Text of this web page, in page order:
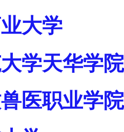
大学
学天华学院
医职业学院